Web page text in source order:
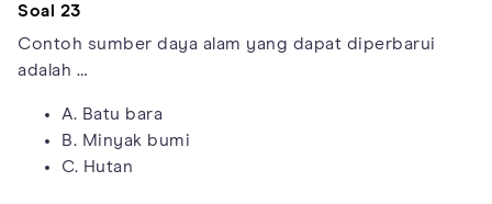
Soal 23
Contoh sumber daya alam yang dapat diperbarui
adalah …
A. Batu bara
B. Minyak bumi
C. Hutan